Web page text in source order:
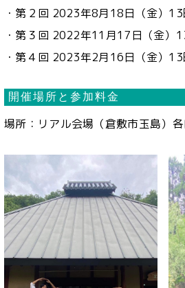
・第２回 2023年8月18日（金）
・第３回 2022年11月17日（金）
・第４回 2023年2月16日（金）
開催場所と参加料金
場所：リアル会場（倉敷市玉島）
とのやま山荘の様子